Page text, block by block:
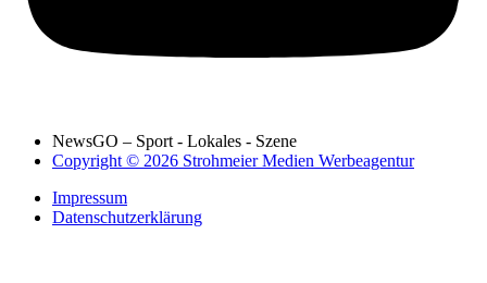
NewsGO – Sport - Lokales - Szene
Copyright © 2026 Strohmeier Medien Werbeagentur
Impressum
Datenschutzerklärung